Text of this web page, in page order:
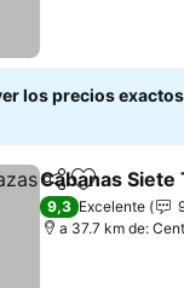
los precios exactos
CompartirAgregar a
Cabanas Siete
9,3 Excelente
a 37.7 km de: